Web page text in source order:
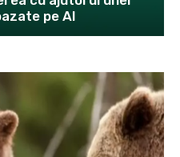
pe AI